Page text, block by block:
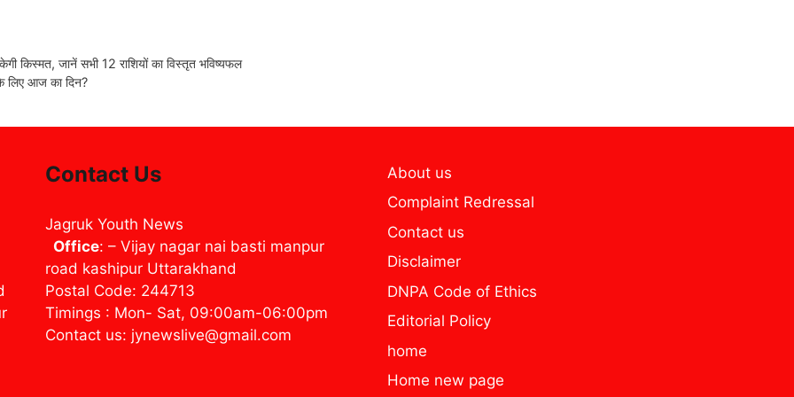
जानें सभी 12 राशियों का विस्तृत भविष्यफल
लिए आज का दिन?
Contact Us
Jagruk Youth News
Office: – Vijay nagar nai basti manpur
road kashipur Uttarakhand
Postal Code: 244713
Timings : Mon- Sat, 09:00am-06:00pm
Contact us: jynewslive@gmail.com
About us
Complaint Redressal
Contact us
Disclaimer
DNPA Code of Ethics
Editorial Policy
home
Home new page